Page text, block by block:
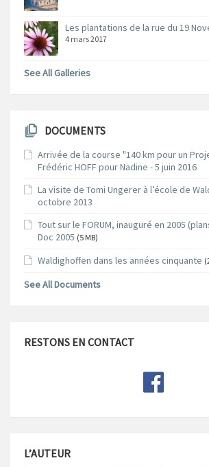
Les plantations de la rue du 19
4 mars 2017
See All Galleries
DOCUMENTS
Arrivée de la course "140 km pour un
Frédéric HOFF pour Nadine - 5 juin 2016
La visite de Tomi Ungerer à l’école de
octobre 2013
Tout sur le FORUM, inauguré en 2005
Doc 2005 (5 MB)
Waldighoffen dans les années cinquante
See All Documents
RESTONS EN CONTACT
L’AUTEUR